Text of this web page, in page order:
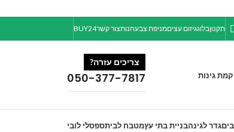
תקנוןבלוגגיזום עציםמניפת צבעחנותצור קשרBUY24
גינות
צריכים עזרה?
050-377-7817
גדר לגינהבניית בתי עץמטבח לביתספסלי לובי